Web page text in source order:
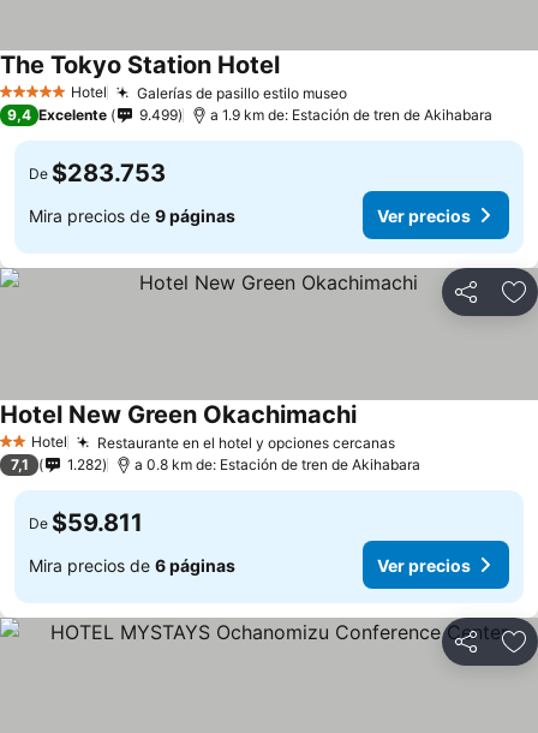
5 Estrellas Hotel Galerías de pasillo estilo museo
The Tokyo Station Hotel
9,4 Excelente 9.499 a 1.9 km de: Estación de tren de Akihabara
De $283.753
Mira precios de 9 páginas Ver precios
Compartir
2 Estrellas
Hotel Restaurante en el hotel y opciones cercanas
Hotel New Green Okachimachi
7,1 1.282 a 0.8 km de: Estación de tren de Akihabara
De $59.811
Mira precios de 6 páginas Ver precios
Compartir